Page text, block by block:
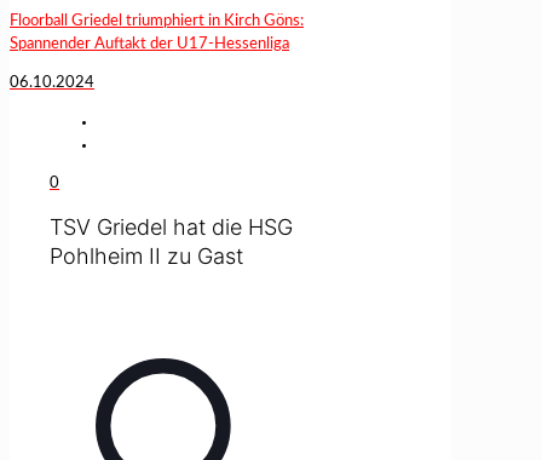
Floorball Griedel triumphiert in Kirch Göns:
Spannender Auftakt der U17-Hessenliga
06.10.2024
0
TSV Griedel hat die HSG
Pohlheim II zu Gast